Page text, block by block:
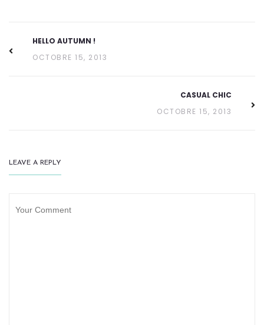
HELLO AUTUMN !
OCTOBRE 15, 2013
CASUAL CHIC
OCTOBRE 15, 2013
LEAVE A REPLY